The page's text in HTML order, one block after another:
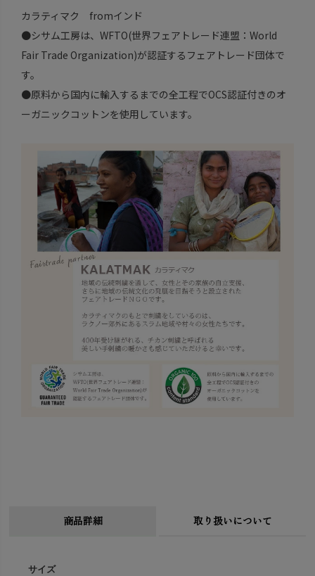
カラティマク fromインド
●シサム工房は、WFTO(世界フェアトレード連盟：World
Fair Trade Organization)が認証するフェアトレード団体で
す。
●原料から国内に輸入するまでの全工程でOCS認証付きのオ
ーガニックコットンを使用しています。
商品詳細 取り扱いについて
サイズ